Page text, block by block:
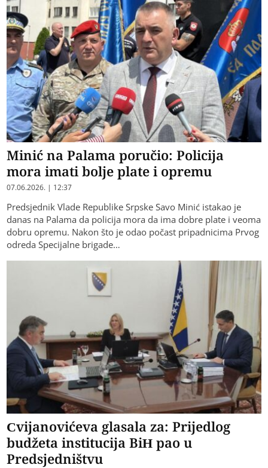
Minić na Palama poručio: Policija
mora imati bolje plate i opremu
07.06.2026. | 12:37
Predsjednik Vlade Republike Srpske Savo Minić istakao je
danas na Palama da policija mora da ima dobre plate i veoma
dobru opremu. Nakon što je odao počast pripadnicima Prvog
odreda Specijalne brigade…
Cvijanovićeva glasala za: Prijedlog
budžeta institucija BiH pao u
Predsjedništvu